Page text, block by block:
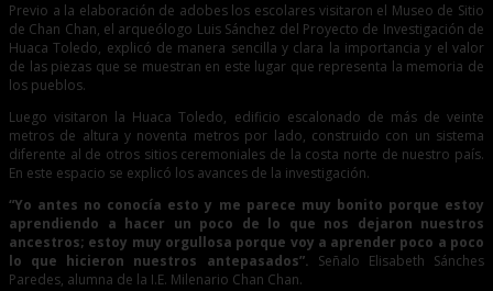
Previo a la elaboración de adobes los escolares visitaron el Museo de Sitio
de Chan Chan, el arqueólogo Luis Sánchez del Proyecto de Investigación de
Huaca Toledo, explicó de manera sencilla y clara la importancia y el valor
de las piezas que se muestran en este lugar que representa la memoria de
los pueblos.
Luego visitaron la Huaca Toledo, edificio escalonado de más de veinte
metros de altura y noventa metros por lado, construido con un sistema
diferente al de otros sitios ceremoniales de la costa norte de nuestro país.
En este espacio se explicó los avances de la investigación.
“Yo antes no conocía esto y me parece muy bonito porque estoy
aprendiendo a hacer un poco de lo que nos dejaron nuestros
ancestros; estoy muy orgullosa porque voy a aprender poco a poco
lo que hicieron nuestros antepasados”. Señalo Elisabeth Sánches
Paredes, alumna de la I.E. Milenario Chan Chan.